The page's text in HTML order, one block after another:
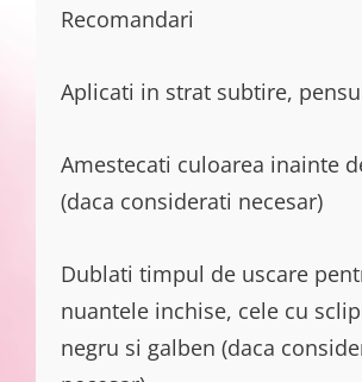
Recomandari
Aplicati in strat subtire,
Amestecati culoarea inainte
(daca considerati necesar)
Dublati timpul de uscare
nuantele inchise, cele cu
negru si galben (daca